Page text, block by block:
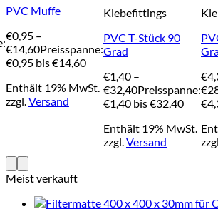
PVC Muffe
€0,95 –
€14,60Preisspanne:
€0,95 bis €14,60
Enthält 19% MwSt.
zzgl.Versand
Klebefittings
PVC T-Stück 90
Grad
€1,40 –
€32,40Preisspanne:
€1,40 bis €32,40
Enthält 19% MwSt.
zzgl.Versand
€
€
Meist verkauft